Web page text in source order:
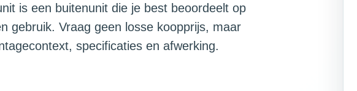
is een buitenunit die je best beoordeelt op
gebruik. Vraag geen losse koopprijs, maar
specificaties en afwerking.